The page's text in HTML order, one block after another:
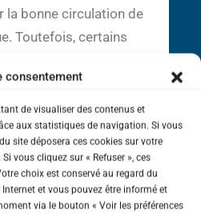
consentement
de visualiser des contenus et
aux statistiques de navigation. Si vous
site déposera ces cookies sur votre
vous cliquez sur « Refuser », ces
choix est conservé au regard du
et vous pouvez être informé et
via le bouton « Voir les préférences
la bonne circulation de
Toutefois, certains
donc la biodiversité.
consiste donc
obstacles importants
l’eau.Ces programmes
sont co-financé
Rhône Méditerranée